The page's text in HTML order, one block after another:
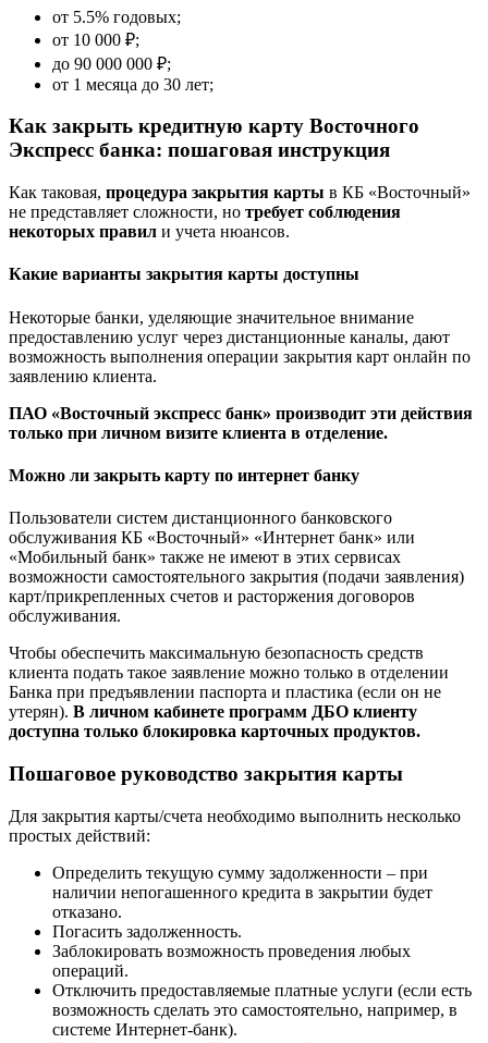
от 5.5% годовых;
от 10 000 ₽;
до 90 000 000 ₽;
от 1 месяца до 30 лет;
Как закрыть кредитную карту Восточного
Экспресс банка: пошаговая инструкция
Как таковая, процедура закрытия карты в КБ «Восточный»
не представляет сложности, но требует соблюдения
некоторых правил и учета нюансов.
Какие варианты закрытия карты доступны
Некоторые банки, уделяющие значительное внимание
предоставлению услуг через дистанционные каналы, дают
возможность выполнения операции закрытия карт онлайн по
заявлению клиента.
ПАО «Восточный экспресс банк» производит эти действия
только при личном визите клиента в отделение.
Можно ли закрыть карту по интернет банку
Пользователи систем дистанционного банковского
обслуживания КБ «Восточный» «Интернет банк» или
«Мобильный банк» также не имеют в этих сервисах
возможности самостоятельного закрытия (подачи заявления)
карт/прикрепленных счетов и расторжения договоров
обслуживания.
Чтобы обеспечить максимальную безопасность средств
клиента подать такое заявление можно только в отделении
Банка при предъявлении паспорта и пластика (если он не
утерян). В личном кабинете программ ДБО клиенту
доступна только блокировка карточных продуктов.
Пошаговое руководство закрытия карты
Для закрытия карты/счета необходимо выполнить несколько
простых действий:
Определить текущую сумму задолженности – при
наличии непогашенного кредита в закрытии будет
отказано.
Погасить задолженность.
Заблокировать возможность проведения любых
операций.
Отключить предоставляемые платные услуги (если есть
возможность сделать это самостоятельно, например, в
системе Интернет-банк).